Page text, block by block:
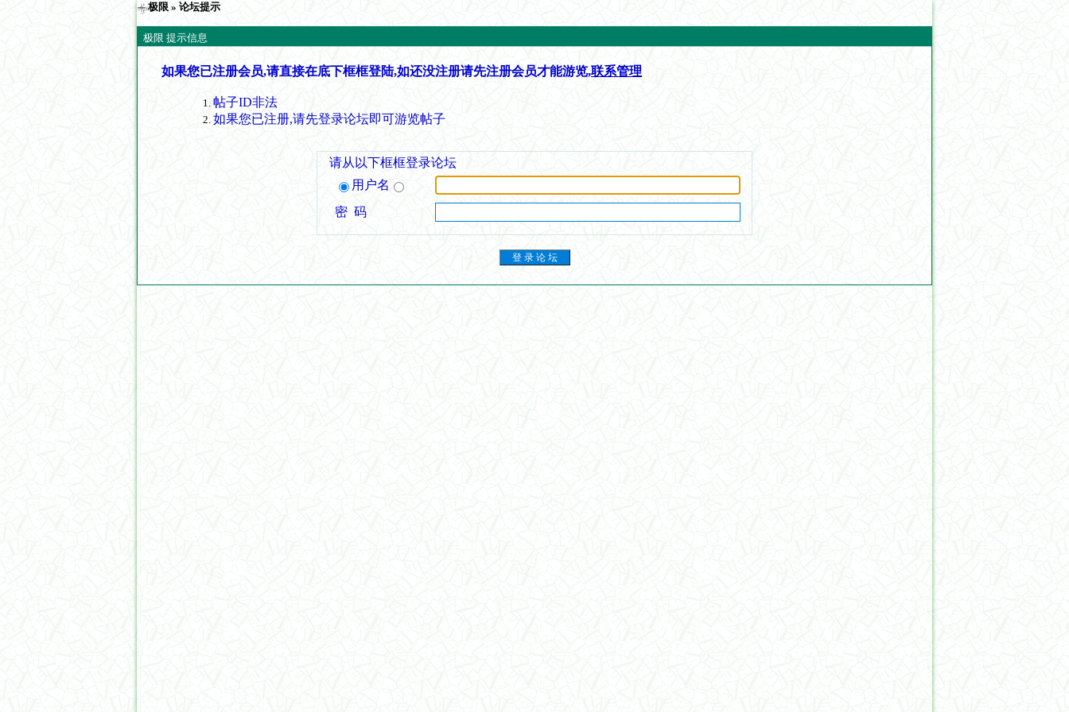
极限 » 论坛提示
极限 提示信息
如果您已注册会员,请直接在底下框框登陆,如还没注册请先注册会员才能游览,联系管理
帖子ID非法
如果您已注册,请先登录论坛即可游览帖子
请从以下框框登录论坛
用户名
密 码